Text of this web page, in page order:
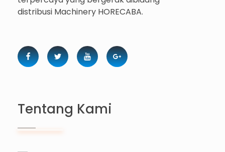
distribusi Machinery HORECABA.
Tentang Kami